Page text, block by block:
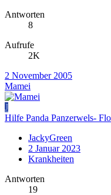
Antworten
8
Aufrufe
2K
2 November 2005
Mamei
J
Hilfe Panda Panzerwels-
JackyGreen
2 Januar 2023
Krankheiten
Antworten
19